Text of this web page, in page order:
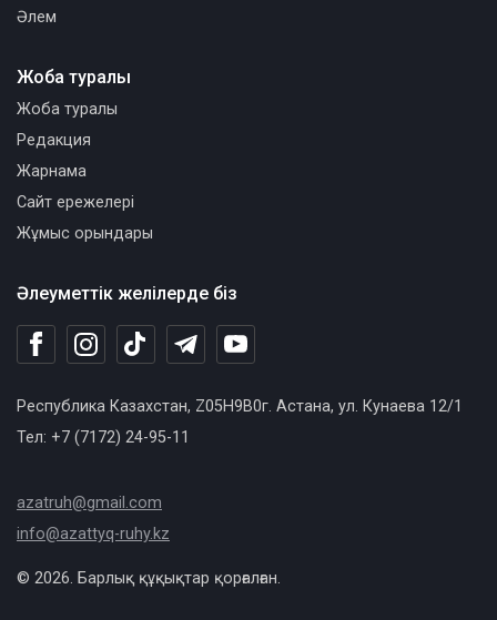
Әлеуметтік желілерде біз
Республика Казахстан, Z05H9B0г. Астана, ул. Кунаева 12/1
Тел: +7 (7172) 24-95-11
azatruh@gmail.com
info@azattyq-ruhy.kz
Әлем
Жоба туралы
Жоба туралы
Редакция
Жарнама
Сайт ережелері
Жұмыс орындары
© 2026. Барлық құқықтар қорғалған.